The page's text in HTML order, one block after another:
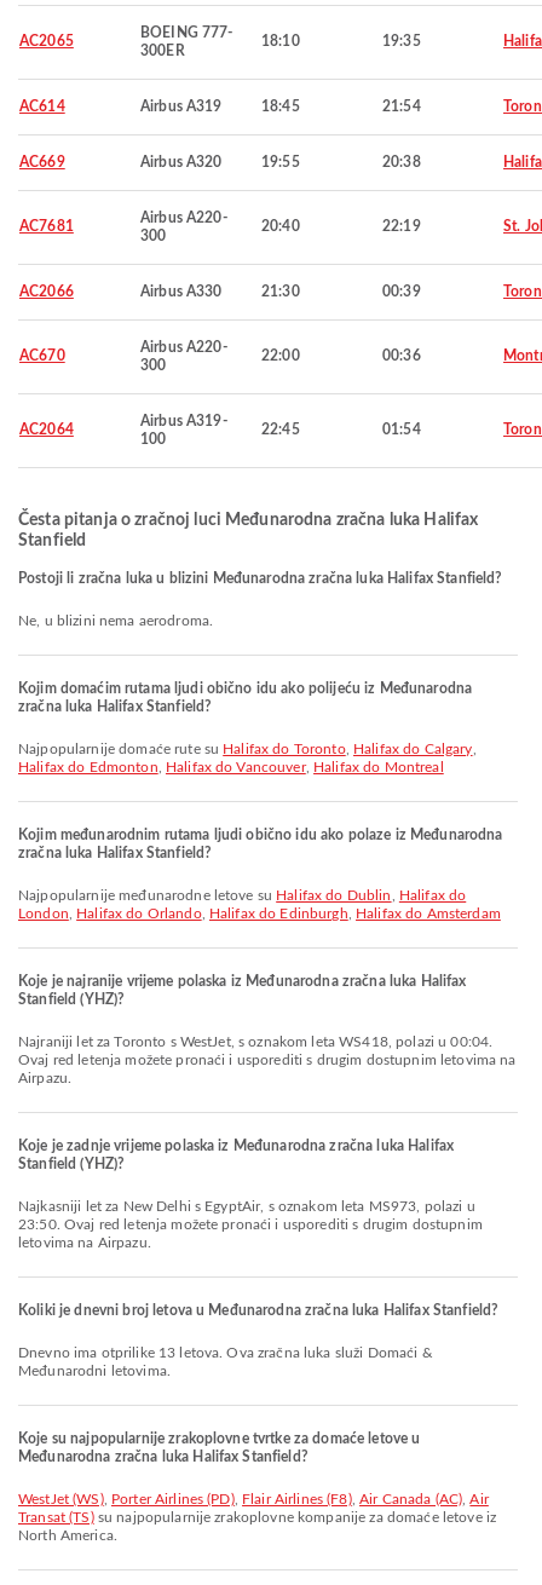
AC2065
BOEING 777-
300ER
18:10 19:35
AC614 Airbus A319 18:45 21:54
AC669 Airbus A320 19:55 20:38
AC7681
Airbus A220-
300
20:40 22:19 St.
AC2066 Airbus A330 21:30 00:39
AC670
Airbus A220-
300
22:00 00:36
AC2064
Airbus A319-
100
22:45 01:54
Česta pitanja o zračnoj luci Međunarodna zračna luka Halifax
Stanfield
Postoji li zračna luka u blizini Međunarodna zračna luka Halifax Stanfield?
Ne, u blizini nema aerodroma.
Kojim domaćim rutama ljudi obično idu ako polijeću iz Međunarodna
zračna luka Halifax Stanfield?
Najpopularnije domaće rute su Halifax do Toronto, Halifax do Calgary
Halifax do Edmonton
Halifax do Vancouver, Halifax do Montreal
Kojim međunarodnim rutama ljudi obično idu ako polaze iz Međunarodna
zračna luka Halifax Stanfield?
Najpopularnije međunarodne letove su Halifax do Dublin
Halifax do
London
Halifax do Orlando, Halifax do Edinburgh Halifax do Amsterdam
Koje je najranije vrijeme polaska iz Međunarodna zračna luka Halifax
Stanfield (YHZ)?
Najraniji let za Toronto s WestJet, s oznakom leta WS418, polazi u 00:04.
Ovaj red letenja možete pronaći i usporediti s drugim dostupnim letovima na
Airpazu.
Koje je zadnje vrijeme polaska iz Međunarodna zračna luka Halifax
Stanfield (YHZ)?
Najkasniji let za New Delhi s EgyptAir, s oznakom leta MS973, polazi u
23:50. Ovaj red letenja možete pronaći i usporediti s drugim dostupnim
letovima na Airpazu.
Koliki je dnevni broj letova u Međunarodna zračna luka Halifax Stanfield?
Dnevno ima otprilike 13 letova. Ova zračna luka služi Domaći &
Međunarodni letovima.
Koje su najpopularnije zrakoplovne tvrtke za domaće letove u
Međunarodna zračna luka Halifax Stanfield?
WestJet (WS), Porter Airlines (PD), Flair Airlines (F8),Air Canada (AC) ,Air
Transat (TS)su najpopularnije zrakoplovne kompanije za domaće letove iz
North America.